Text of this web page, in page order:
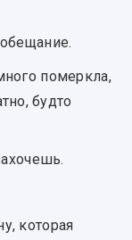
померкла,
будто
которая